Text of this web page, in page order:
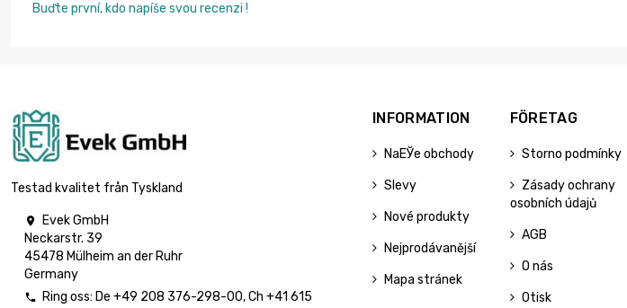
Buďte první, kdo napíše svou recenzi !
Testad kvalitet från Tyskland

Evek GmbH
Neckarstr. 39
45478 Mülheim an der Ruhr
Germany
 Ring oss: De +49 208 376-298-00, Ch +41 615
INFORMATION
NaЕЎe obchody
Slevy
Nové produkty
Nejprodávanější
Mapa stránek
FÖRETAG
Storno podmínky
Zásady ochrany
osobních údajů
AGB
O nás
Otisk